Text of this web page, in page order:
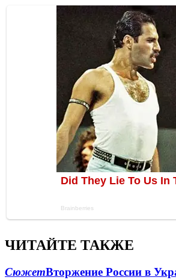
ЧИТАЙТЕ ТАКЖЕ
СюжетВторжение России в